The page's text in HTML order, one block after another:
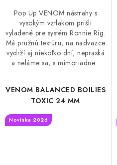
Pop Up VENOM nástrahy s
vysokým vztlakom prišli
vyladené pre systém Ronnie Rig.
Má pružnú textúru, na nadvazce
vydrží aj niekoľko dní, nepraská
a neláme sa, s mimoriadne...
VENOM BALANCED BOILIES
TOXIC 24 MM
Novinka 2026